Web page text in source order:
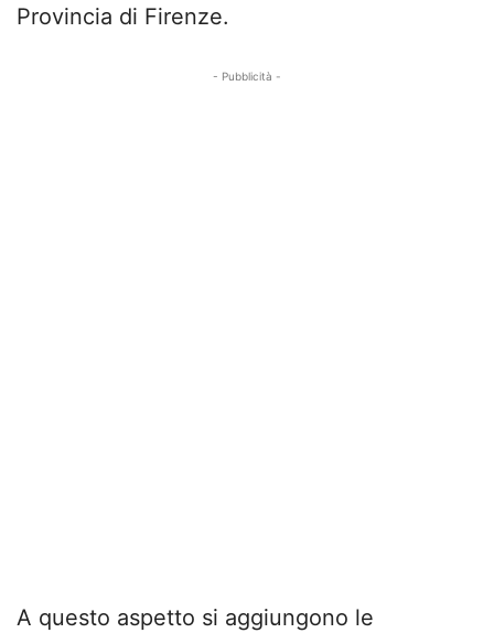
Provincia di Firenze.
- Pubblicità -
A questo aspetto si aggiungono le